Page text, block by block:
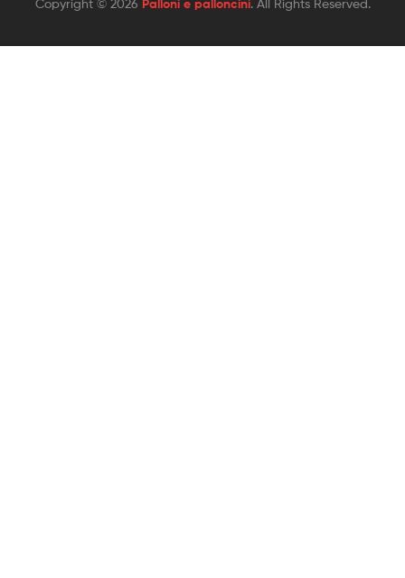
Palloni e palloncini